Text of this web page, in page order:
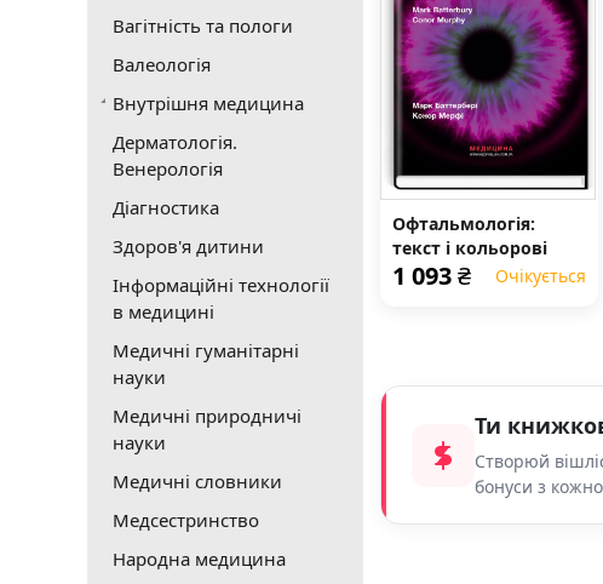
Вагітність та пологи
Валеологія
Внутрішня медицина
Дерматологія.
Венерологія
Діагностика
Здоров'я дитини
Інформаційні технології
в медицині
Медичні гуманітарні
науки
Медичні природничі
науки
Медичні словники
Медсестринство
Народна медицина
Офтальмологія:
текст і кольорові
ілюстрації: 4-е
1 093₴ Очікується
Ти
Створюй
бонуси з